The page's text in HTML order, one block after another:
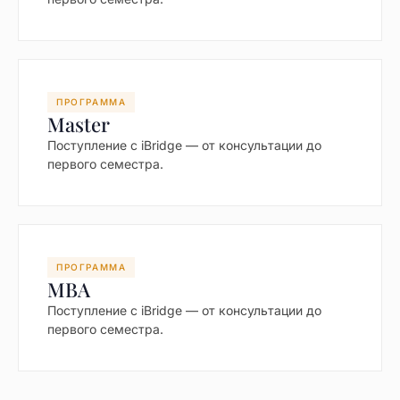
ПРОГРАММА
Master
Поступление с iBridge — от консультации до
первого семестра.
ПРОГРАММА
MBA
Поступление с iBridge — от консультации до
первого семестра.